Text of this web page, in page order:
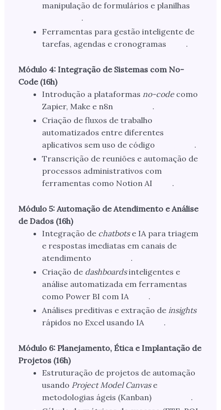
manipulação de formulários e planilhas
.
Ferramentas para gestão inteligente de
tarefas, agendas e cronogramas
.
Módulo 4: Integração de Sistemas com No-
Code (16h)
Introdução a plataformas no-codecomo
Zapier, Make e n8n
.
Criação de fluxos de trabalho
automatizados entre diferentes
aplicativos sem uso de código
.
Transcrição de reuniões e automação de
processos administrativos com
ferramentas como Notion AI
.
Módulo 5: Automação de Atendimento e Análise
de Dados (16h)
Integração de chatbotse IA para triagem
e respostas imediatas em canais de
atendimento
.
Criação de dashboardsinteligentes e
análise automatizada em ferramentas
como Power BI com IA
.
Análises preditivas e extração de insights
rápidos no Excel usando IA
.
Módulo 6: Planejamento, Ética e Implantação de
Projetos (16h)
Estruturação de projetos de automação
usando Project Model Canvase
metodologias ágeis (Kanban)
.